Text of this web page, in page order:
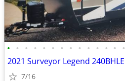
• • • • • • • • • • • • • •
2021 Surveyor Legend 240BHLE
7/16